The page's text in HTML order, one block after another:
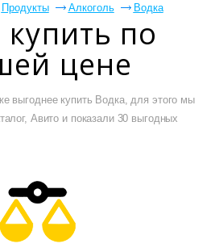
Продукты Алкоголь Водка
по
цене
выгоднее купить Водка, для этого мы
Авито и показали 30 выгодных